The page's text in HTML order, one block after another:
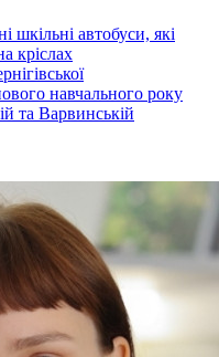
шкільні автобуси, які
кріслах
навчального року
та Варвинській